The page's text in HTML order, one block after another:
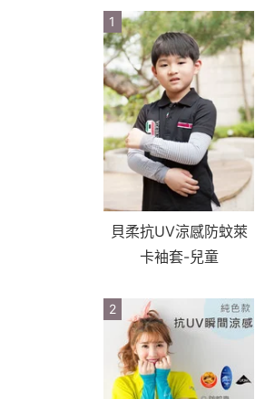
1
貝柔抗UV涼感防蚊萊
卡袖套-兒童
2